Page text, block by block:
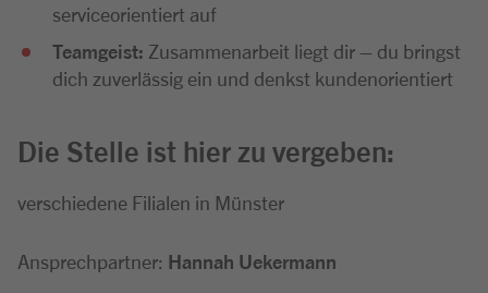
serviceorientiert auf
Teamgeist: Zusammenarbeit liegt dir – du bringst
dich zuverlässig ein und denkst kundenorientiert
Die Stelle ist hier zu vergeben:
verschiedene Filialen in Münster
Ansprechpartner: Hannah Uekermann